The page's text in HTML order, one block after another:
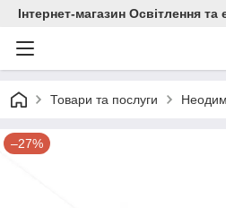
Інтернет-магазин Освітлення
Товари та послуги
–27%